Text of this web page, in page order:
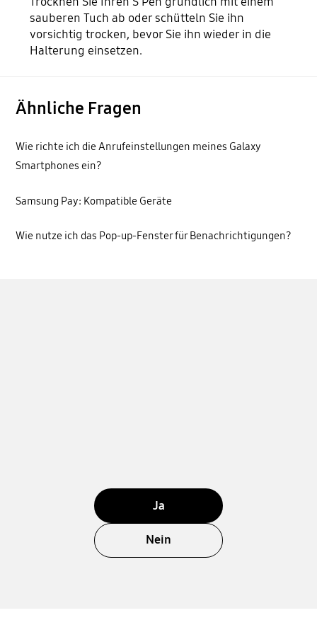
sauberen Tuch ab oder schütteln Sie ihn
vorsichtig trocken, bevor Sie ihn wieder in die
Halterung einsetzen.
Ähnliche Fragen
Wie richte ich die Anrufeinstellungen meines Galaxy
Smartphones ein?
Samsung Pay: Kompatible Geräte
Wie nutze ich das Pop-up-Fenster für Benachrichtigungen?
Ja
Nein